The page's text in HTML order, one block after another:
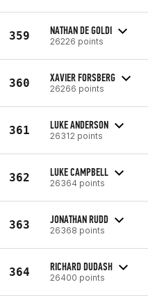
359 NATHAN DE GOLDI
26226 points
360 XAVIER FORSBERG
26266 points
361 LUKE ANDERSON
26312 points
362 LUKE CAMPBELL
26364 points
363 JONATHAN RUDD
26368 points
364 RICHARD DUDASH
26400 points